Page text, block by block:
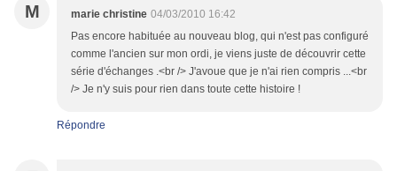
M marie christine 04/03/2010 16:42
Pas encore habituée au nouveau blog, qui n'est pas configuré
comme l'ancien sur mon ordi, je viens juste de découvrir cette
série d'échanges .<br /> J'avoue que je n'ai rien compris ...<br
/> Je n'y suis pour rien dans toute cette histoire !
Répondre